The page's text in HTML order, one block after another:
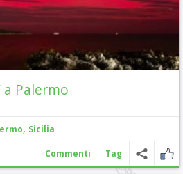
a Palermo
, Sicilia
Commenti Tag